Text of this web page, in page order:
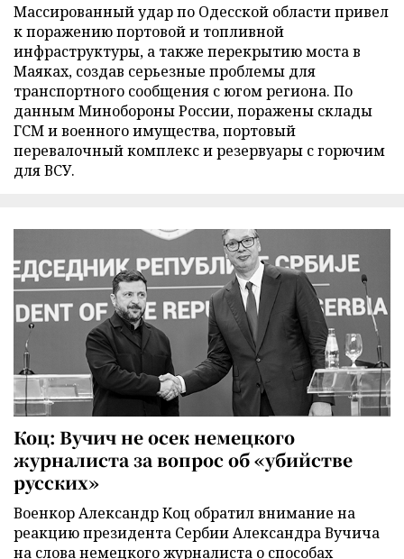
Массированный удар по Одесской области привел
к поражению портовой и топливной
инфраструктуры, а также перекрытию моста в
Маяках, создав серьезные проблемы для
транспортного сообщения с югом региона. По
данным Минобороны России, поражены склады
ГСМ и военного имущества, портовый
перевалочный комплекс и резервуары с горючим
для ВСУ.
Коц: Вучич не осек немецкого
журналиста за вопрос об «убийстве
русских»
Военкор Александр Коц обратил внимание на
реакцию президента Сербии Александра Вучича
на слова немецкого журналиста о способах